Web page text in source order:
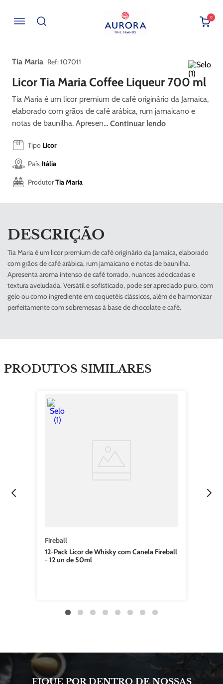
0
Tia Maria
:107011
Licor Tia Maria Coffee Liqueur 700 ml
Tia Maria é um licor premium de café originário da Jamaica,
elaborado com grãos de café arábica, rum jamaicano e
notas de baunilha. Apresen... Continuar lendo
Tipo Licor
País Itália
ProdutorTia Maria
DESCRIÇÃO
Tia Maria é um licor premium de café originário da Jamaica, elaborado
com grãos de café arábica, rum jamaicano e notas de baunilha.
Apresenta aroma intenso de café torrado, nuances adocicadas e
textura aveludada. Versátil e sofisticado, pode ser apreciado puro, com
gelo ou como ingrediente em coquetéis clássicos, além de harmonizar
perfeitamente com sobremesas à base de chocolate e café.
Fireball
12-Pack Licor de Whisky com Canela Fireball
- 12 un de 50ml
FIQUE POR DENTRO DE NOSSAS